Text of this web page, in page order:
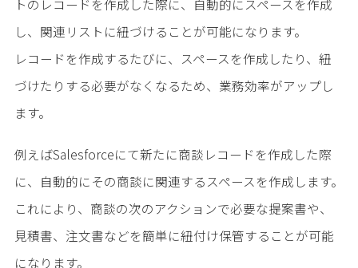
トのレコードを作成した際に、自動的にスペースを作成
し、関連リストに紐づけることが可能になります。
レコードを作成するたびに、スペースを作成したり、紐
づけたりする必要がなくなるため、業務効率がアップし
ます。
例えばSalesforceにて新たに商談レコードを作成した際
に、自動的にその商談に関連するスペースを作成します。
これにより、商談の次のアクションで必要な提案書や、
見積書、注文書などを簡単に紐付け保管することが可能
になります。